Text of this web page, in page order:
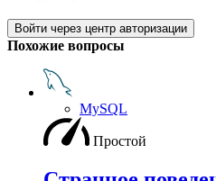
Войти через центр авторизации
Похожие вопросы
MySQL
Простой